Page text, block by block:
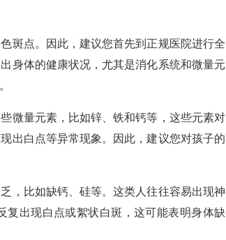
斑点。因此，建议您首先到正规医院进行全
身体的健康状况，尤其是消化系统和微量元
微量元素，比如锌、铁和钙等，这些元素对
出白点等异常现象。因此，建议您对孩子的
，比如缺钙、硅等。这类人往往容易出现神
复出现白点或絮状白斑，这可能表明身体缺